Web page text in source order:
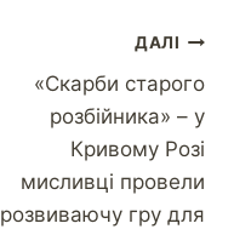
ДАЛІ
«Скарби старого
розбійника» – у
Кривому Розі
мисливці провели
розвиваючу гру для